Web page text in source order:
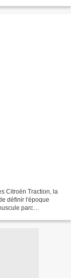
Citroën Traction, la
définir l'époque
parc